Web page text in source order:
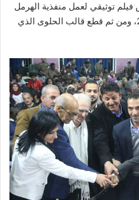
فيلم توثيقي لعمل منفذية الهرمل
الاذاعي والتربوي خلال عام 2018، ومن ثم قطع قالب الحلوى الذي